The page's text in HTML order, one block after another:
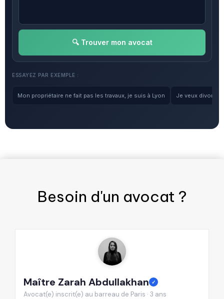
🔍 Trouver mon avocat
ESSAYEZ PAR EXEMPLE :
Mon propriétaire ne fait pas les travaux, je suis à Lyon Je veux
Besoin d'un avocat ?
Maître Zarah Abdullakhan ✓
Avocat(e) inscrit(e) au barreau de Paris · 3 ans